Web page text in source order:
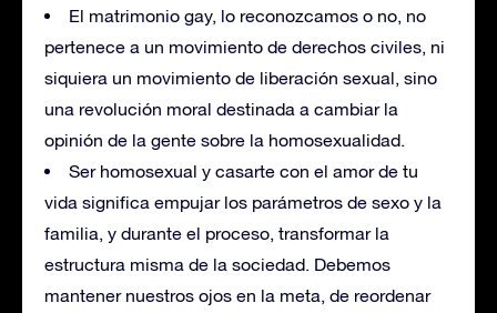
El matrimonio gay, lo reconozcamos o no, no
pertenece a un movimiento de derechos civiles, ni
siquiera un movimiento de liberación sexual, sino
una revolución moral destinada a cambiar la
opinión de la gente sobre la homosexualidad.
Ser homosexual y casarte con el amor de tu
vida significa empujar los parámetros de sexo y la
familia, y durante el proceso, transformar la
estructura misma de la sociedad. Debemos
mantener nuestros ojos en la meta, de reordenar